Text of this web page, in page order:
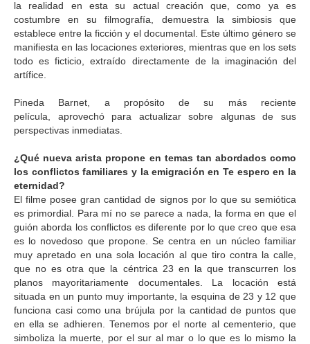
la realidad en esta su actual creación que, como ya es
costumbre en su filmografía, demuestra la simbiosis que
establece entre la ficción y el documental. Este último género se
manifiesta en las locaciones exteriores, mientras que en los sets
todo es ficticio, extraído directamente de la imaginación del
artífice.
Pineda Barnet, a propósito de su más reciente
película, aprovechó para actualizar sobre algunas de sus
perspectivas inmediatas.
¿Qué nueva arista propone en temas tan abordados como
los conflictos familiares y la emigración en Te espero en la
eternidad?
El filme posee gran cantidad de signos por lo que su semiótica
es primordial. Para mí no se parece a nada, la forma en que el
guión aborda los conflictos es diferente por lo que creo que esa
es lo novedoso que propone. Se centra en un núcleo familiar
muy apretado en una sola locación al que tiro contra la calle,
que no es otra que la céntrica 23 en la que transcurren los
planos mayoritariamente documentales. La locación está
situada en un punto muy importante, la esquina de 23 y 12 que
funciona casi como una brújula por la cantidad de puntos que
en ella se adhieren. Tenemos por el norte al cementerio, que
simboliza la muerte, por el sur al mar o lo que es lo mismo la